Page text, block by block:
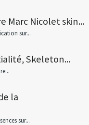
Marc Nicolet skin...
sur...
Skeleton...
la
sur...